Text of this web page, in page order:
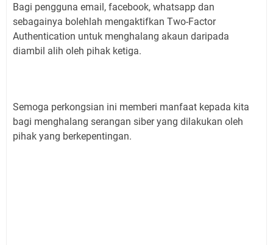
Bagi pengguna email, facebook, whatsapp dan
sebagainya bolehlah mengaktifkan Two-Factor
Authentication untuk menghalang akaun daripada
diambil alih oleh pihak ketiga.
Semoga perkongsian ini memberi manfaat kepada kita
bagi menghalang serangan siber yang dilakukan oleh
pihak yang berkepentingan.